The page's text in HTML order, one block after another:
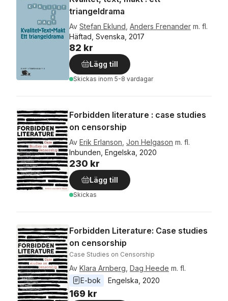
triangeldrama
Av Stefan Eklund Anders Frenander m. fl.
Häftad, Svenska, 2017
82 kr
Lägg till
Skickas inom 5-8 vardagar
Forbidden literature : case studies
on censorship
Av Erik Erlanson Jon Helgason m. fl.
Inbunden, Engelska, 2020
230 kr
Lägg till
Skickas
Forbidden Literature: Case studies
on censorship
Case Studies on Censorship
Av Klara Arnberg Dag Heede m. fl.
E-bok
Engelska 2020
169 kr